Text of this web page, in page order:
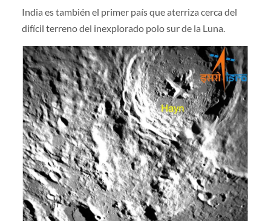
India es también el primer país que aterriza cerca del
difícil terreno del inexplorado polo sur de la Luna.